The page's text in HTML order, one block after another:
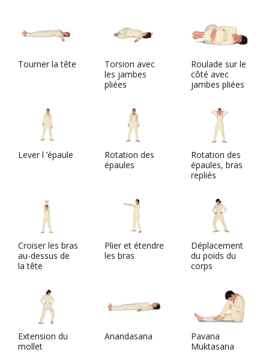
Tourner la tête
Torsion avec
les jambes
pliées
Roulade sur le
côté avec
jambes pliées
Lever l ’épaule
Rotation des
épaules
Rotation des
épaules, bras
repliés
Croiser les bras
au-dessus de
la tête
Plier et étendre
les bras
Déplacement
du poids du
corps
Extension du
mollet
Anandasana
Pavana
Muktasana